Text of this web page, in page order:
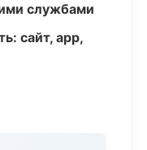
службами
сайт, app,